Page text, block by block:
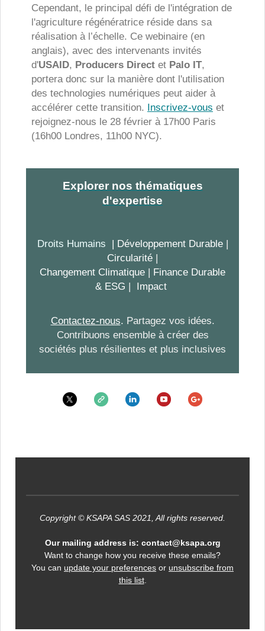
Cependant, le principal défi de l'intégration de
l'agriculture régénératrice réside dans sa
réalisation à l’échelle. Ce webinaire (en
anglais), avec des intervenants invités
d'USAID, Producers Direct et Palo IT,
portera donc sur la manière dont l'utilisation
des technologies numériques peut aider à
accélérer cette transition. Inscrivez-vous et
rejoignez-nous le 28 février à 17h00 Paris
(16h00 Londres, 11h00 NYC).
Explorer nos thématiques
d'expertise
Droits Humains | Développement Durable|
Circularité |
Changement Climatique | Finance Durable
& ESG | Impact
Contactez-nous. Partagez vos idées.
Contribuons ensemble à créer des
sociétés plus résilientes et plus inclusives
Copyright © KSAPA SAS 2021, All rights reserved.
Our mailing address is: contact@ksapa.org
Want to change how you receive these emails?
You can update your preferences or unsubscribe from
this list.